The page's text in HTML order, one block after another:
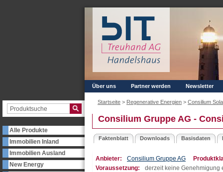
Alle Produkte
Immobilien Inland
Immobilien Ausland
New Energy
Über uns Partner werden Newsletter
Startseite > Regenerative Energien > Consilium
Consilium Gruppe AG -
Faktenblatt Downloads Basisdaten
Anbieter: Consilium Gruppe AG
Voraussetzung:
derzeit keine Genehmigung